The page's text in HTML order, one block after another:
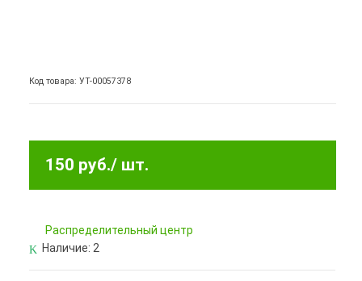
Код товара: УТ-00057378
150 руб./ шт.
Pаспределительный центр
Наличие: 2